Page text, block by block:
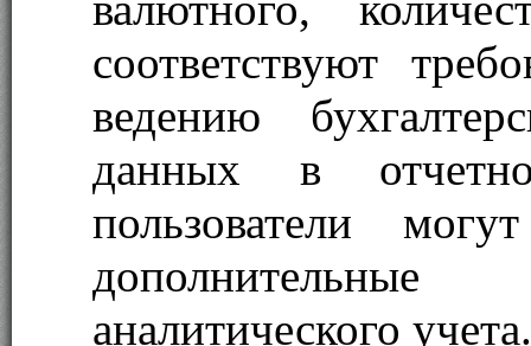
соответствуют
ведению
данных в
пользователи
аналитического учета.